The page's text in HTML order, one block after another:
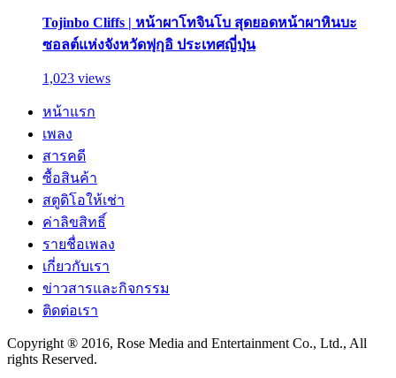
Tojinbo Cliffs | หน้าผาโทจินโบ สุดยอดหน้าผาหินบะ
ซอลต์แห่งจังหวัดฟุกุอิ ประเทศญี่ปุ่น
1,023 views
หน้าแรก
เพลง
สารคดี
ซื้อสินค้า
สตูดิโอให้เช่า
ค่าลิขสิทธิ์
รายชื่อเพลง
เกี่ยวกับเรา
ข่าวสารและกิจกรรม
ติดต่อเรา
Copyright ® 2016, Rose Media and Entertainment Co., Ltd., All
rights Reserved.